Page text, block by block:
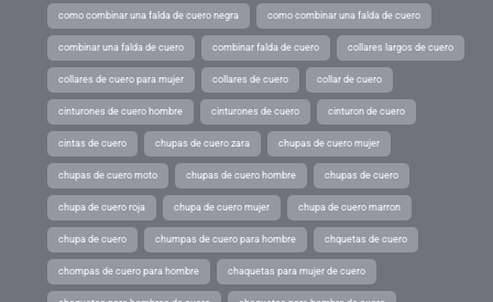
como combinar una falda de cuero negra como combinar una falda de cuero
combinar una falda de cuero combinar falda de cuero collares largos de cuero
collares de cuero para mujer collares de cuero collar de cuero
cinturones de cuero hombre cinturones de cuero cinturon de cuero
cintas de cuero chupas de cuero zara chupas de cuero mujer
chupas de cuero moto chupas de cuero hombre chupas de cuero
chupa de cuero roja chupa de cuero mujer chupa de cuero marron
chupa de cuero chumpas de cuero para hombre chquetas de cuero
chompas de cuero para hombre chaquetas para mujer de cuero